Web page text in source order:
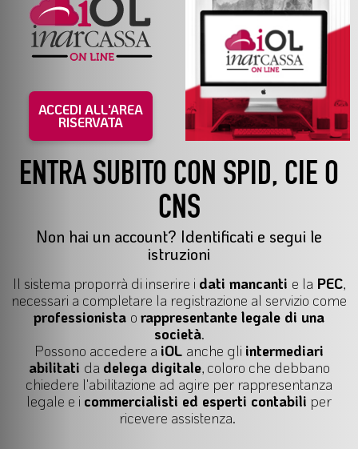
ACCEDI ALL'AREA
RISERVATA
ENTRA SUBITO CON SPID, CIE O
CNS
Non hai un account? Identificati e segui le
istruzioni
Il sistema proporrà di inserire i dati mancanti e la PEC,
necessari a completare la registrazione al servizio come
professionista o rappresentante legale di una
società.
Possono accedere a iOL anche gli intermediari
abilitati da delega digitale, coloro che debbano
chiedere l'abilitazione ad agire per rappresentanza
legale e i commercialisti ed esperti contabili per
ricevere assistenza.